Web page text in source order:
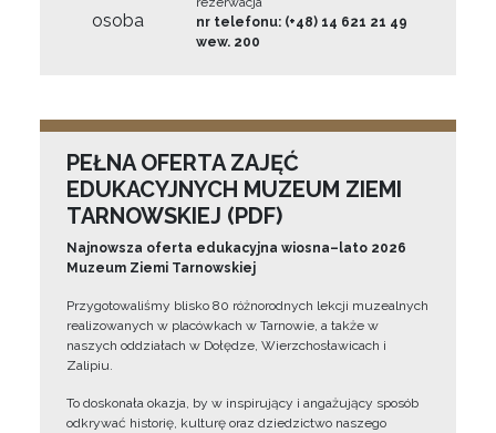
osoba
nr telefonu: (+48) 14 621 21 49
wew. 200
PEŁNA OFERTA ZAJĘĆ
EDUKACYJNYCH MUZEUM ZIEMI
TARNOWSKIEJ (PDF)
Najnowsza oferta edukacyjna wiosna–lato 2026
Muzeum Ziemi Tarnowskiej
Przygotowaliśmy blisko 80 różnorodnych lekcji muzealnych
realizowanych w placówkach w Tarnowie, a także w
naszych oddziałach w Dołędze, Wierzchosławicach i
Zalipiu.
To doskonała okazja, by w inspirujący i angażujący sposób
odkrywać historię, kulturę oraz dziedzictwo naszego